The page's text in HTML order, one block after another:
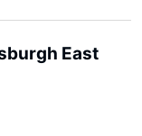
East